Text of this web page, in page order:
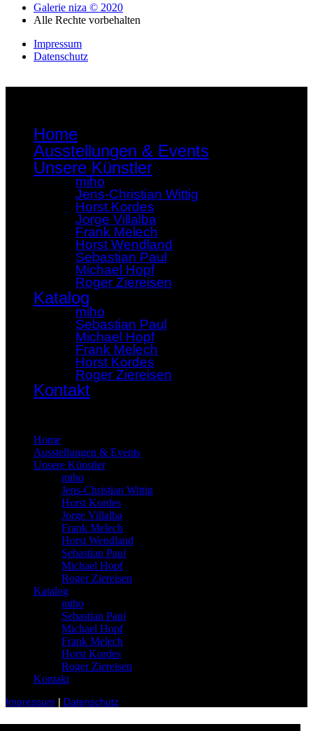
Galerie niza © 2020
Alle Rechte vorbehalten
Impressum
Datenschutz
Home
Ausstellungen & Events
Unsere Künstler
miho
Jens-Christian Wittig
Horst Kordes
Jorge Villalba
Frank Melech
Horst Wendland
Sebastian Paul
Michael Hopf
Roger Ziereisen
Katalog
miho
Sebastian Paul
Michael Hopf
Frank Melech
Horst Kordes
Roger Ziereisen
Kontakt
Home
Ausstellungen & Events
Unsere Künstler
miho
Jens-Christian Wittig
Horst Kordes
Jorge Villalba
Frank Melech
Horst Wendland
Sebastian Paul
Michael Hopf
Roger Ziereisen
Katalog
miho
Sebastian Paul
Michael Hopf
Frank Melech
Horst Kordes
Roger Ziereisen
Kontakt
Impressum Datenschutz